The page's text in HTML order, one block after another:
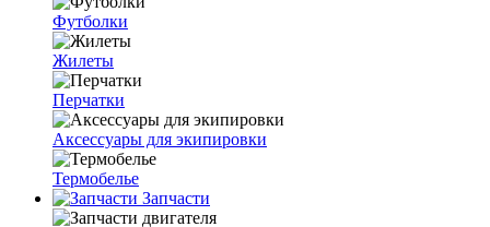
Футболки
Жилеты
Перчатки
Аксессуары для экипировки
Термобелье
Запчасти